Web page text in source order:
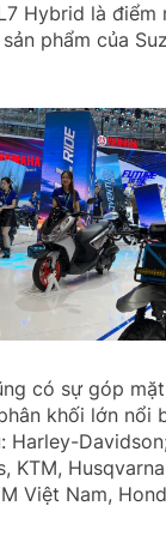
Hybrid là điểm
phẩm của
có sự góp
khối lớn nổi
Harley-
KTM,
Việt Nam,